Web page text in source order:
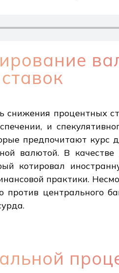
снижения процентных
и
предпочитают курс
валютой. В качестве
котировал
практики.
против центрального